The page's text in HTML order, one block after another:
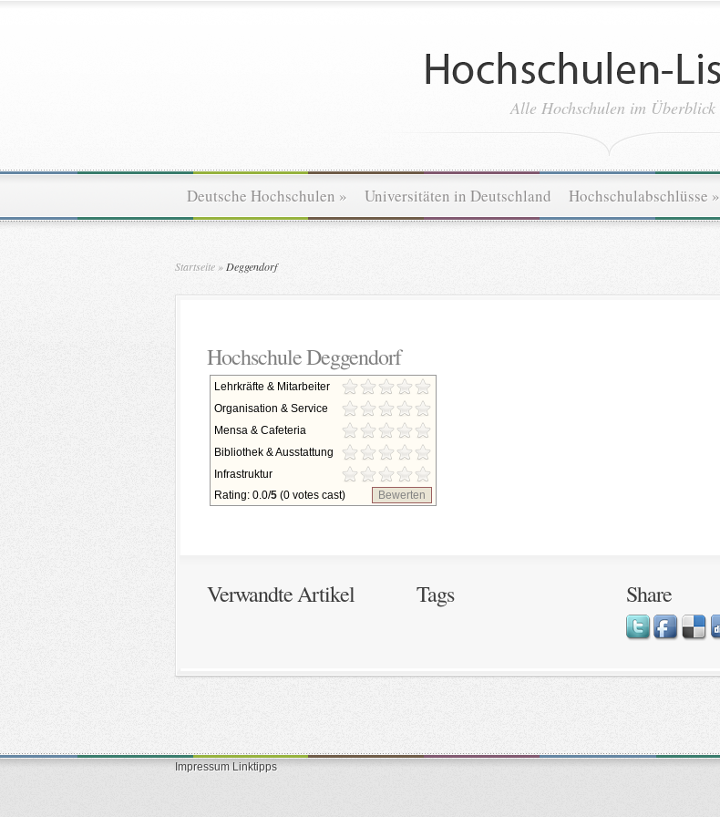
Alle Hochschulen im Überblick
Deutsche Hochschulen » Universitäten in Deutschland Hochschulabschlüsse »
Startseite » Deggendorf
Hochschule Deggendorf
Lehrkräfte & Mitarbeiter
Organisation & Service
Mensa & Cafeteria
Bibliothek & Ausstattung
Infrastruktur
Rating: 0.0/5 (0 votes cast) Bewerten
Verwandte Artikel Tags Share
Impressum Linktipps